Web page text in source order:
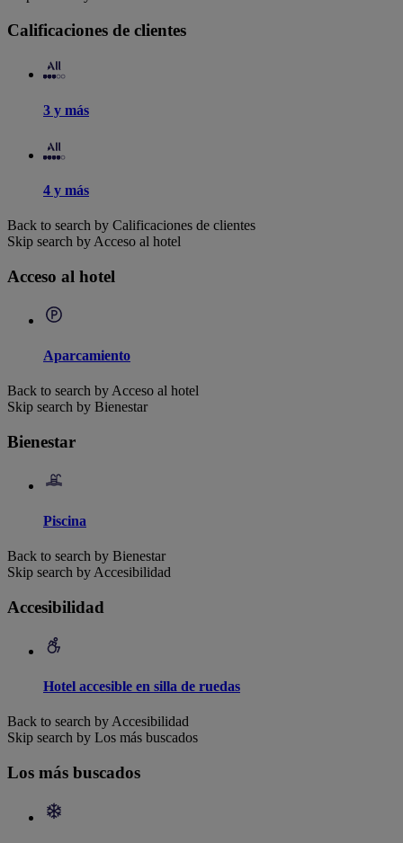
Calificaciones de clientes
3 y más
4 y más
Back to search by Calificaciones de clientes
Skip search by Acceso al hotel
Acceso al hotel
Aparcamiento
Back to search by Acceso al hotel
Skip search by Bienestar
Bienestar
Piscina
Back to search by Bienestar
Skip search by Accesibilidad
Accesibilidad
Hotel accesible en silla de ruedas
Back to search by Accesibilidad
Skip search by Los más buscados
Los más buscados